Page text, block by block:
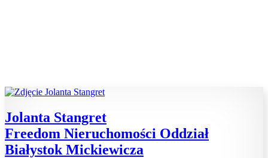
Jolanta Stangret
Freedom Nieruchomości Oddział
Białystok Mickiewicza